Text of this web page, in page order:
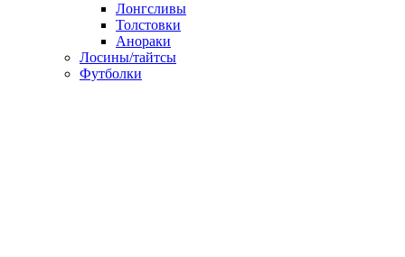
Лонгсливы
Толстовки
Анораки
Лосины/тайтсы
Футболки